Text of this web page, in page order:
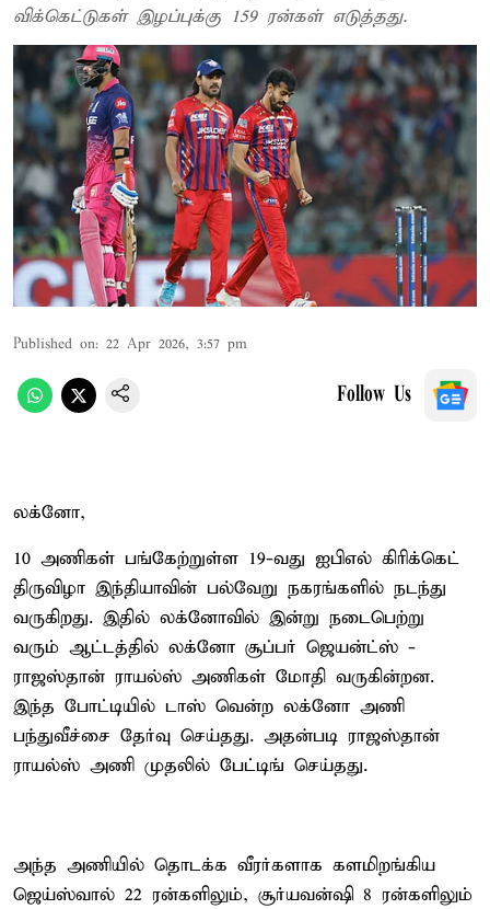
விக்கெட்டுகள் இழப்புக்கு 159 ரன்கள் எடுத்தது.
Published on: 22 Apr 2026, 3:57 pm
Follow Us
லக்னோ,
10 அணிகள் பங்கேற்றுள்ள 19-வது ஐபிஎல் கிரிக்கெட்
திருவிழா இந்தியாவின் பல்வேறு நகரங்களில் நடந்து
வருகிறது. இதில் லக்னோவில் இன்று நடைபெற்று
வரும் ஆட்டத்தில் லக்னோ சூப்பர் ஜெயன்ட்ஸ் -
ராஜஸ்தான் ராயல்ஸ் அணிகள் மோதி வருகின்றன.
இந்த போட்டியில் டாஸ் வென்ற லக்னோ அணி
பந்துவீச்சை தேர்வு செய்தது. அதன்படி ராஜஸ்தான்
ராயல்ஸ் அணி முதலில் பேட்டிங் செய்தது.
அந்த அணியில் தொடக்க வீரர்களாக களமிறங்கிய
ஜெய்ஸ்வால் 22 ரன்களிலும், சூர்யவன்ஷி 8 ரன்களிலும்